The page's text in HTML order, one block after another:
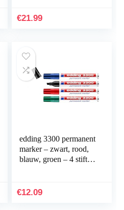
Kunstmatige
€21.99
edding 3300 permanent
marker – zwart, rood,
blauw, groen – 4 stiften
permanent marker…
€12.09